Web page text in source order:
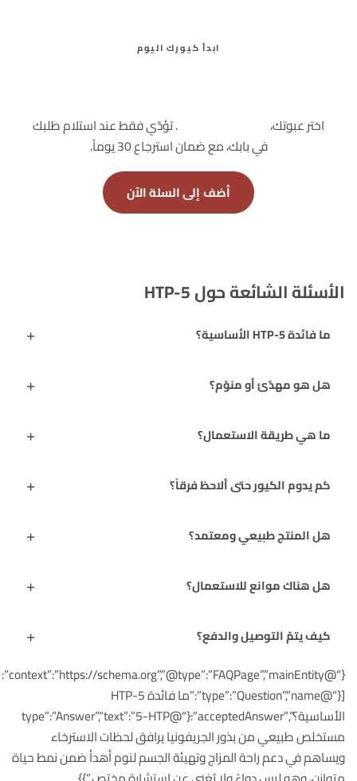
ابدأ كيورك اليوم
اختر عبوتك،
. تؤدّي فقط عند استلام طلبك
في بابك، مع ضمان استرجاع 30 يوماً.
أضف إلى السلة الآن
الأسئلة الشائعة حول 5-HTP
ما فائدة 5-HTP الأساسية؟
هل هو مهدّئ أو منوّم؟
ما هي طريقة الاستعمال؟
كم يدوم الكيور حتى ألاحظ فرقاً؟
هل المنتج طبيعي ومعتمد؟
هل هناك موانع للاستعمال؟
كيف يتمّ التوصيل والدفع؟
{“@context”:”https://schema.org”,”@type”:”FAQPage”,”mainEntity”:
[{“@type”:”Question”,”name”:”ما فائدة 5-HTP
الأساسية؟”,”acceptedAnswer”:{“@type”:”Answer”,”text”:”5-HTP
مستخلص طبيعي من بذور الجريفونيا يرافق لحظات الاسترخاء
ويساهم في دعم راحة المزاج وتهيئة الجسم لنوم أهدأ ضمن نمط حياة